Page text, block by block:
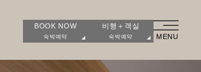
BOOK NOW
숙박예약
비행＋객실
숙박예약 MENU